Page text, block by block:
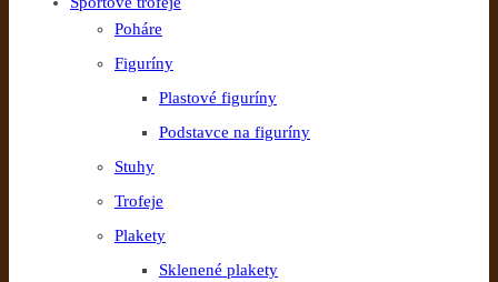
Poháre
Figuríny
Plastové figuríny
Podstavce na figuríny
Stuhy
Trofeje
Plakety
Sklenené plakety